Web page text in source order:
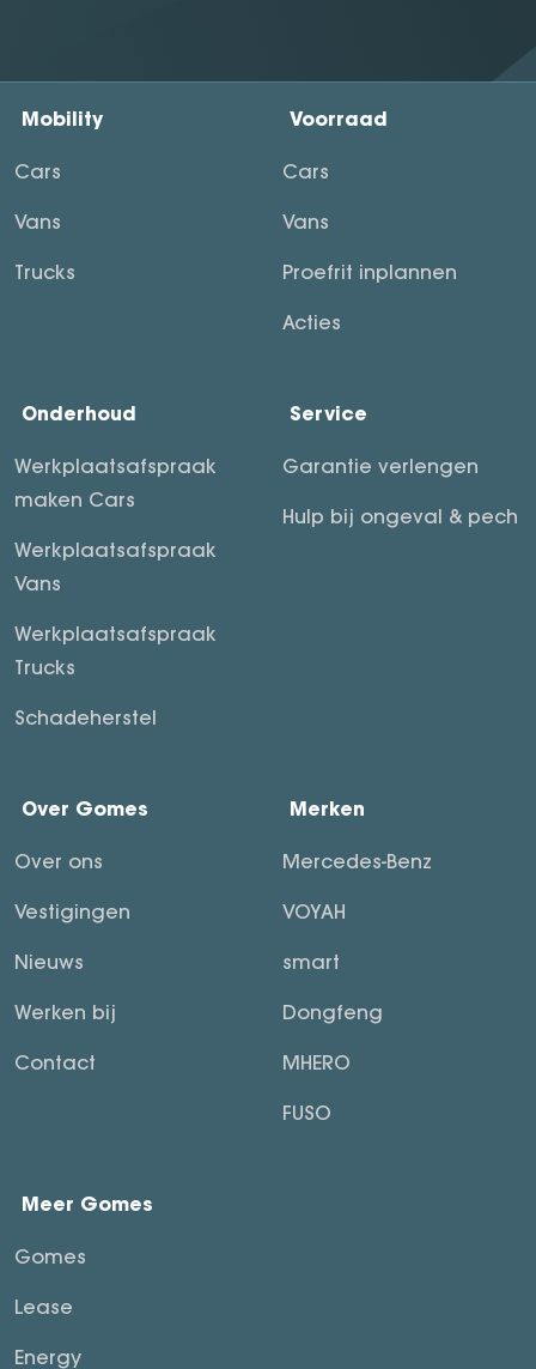
Mobility
Cars
Vans
Trucks
Voorraad
Cars
Vans
Proefrit inplannen
Acties
Onderhoud
Werkplaatsafspraak
maken Cars
Werkplaatsafspraak
Vans
Werkplaatsafspraak
Trucks
Schadeherstel
Service
Garantie verlengen
Hulp bij ongeval & pech
Over Gomes
Over ons
Vestigingen
Nieuws
Werken bij
Contact
Merken
Mercedes-Benz
VOYAH
smart
Dongfeng
MHERO
FUSO
Meer Gomes
Gomes
Lease
Energy